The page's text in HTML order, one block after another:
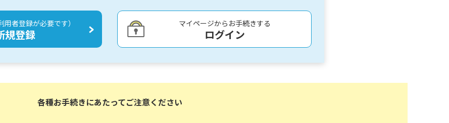
者登録が必要です）
規登録
マイページからお手続きする
ログイン
各種お手続きにあたってご注意ください